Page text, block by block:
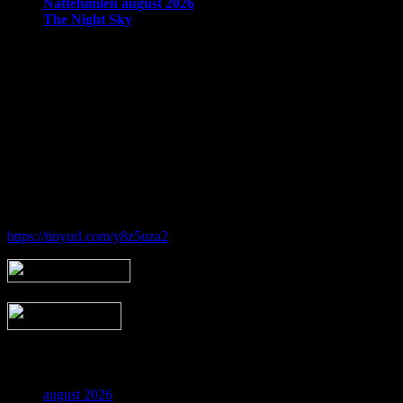
The Night Sky
https://tinyurl.com/y8z5uza2
august 2026